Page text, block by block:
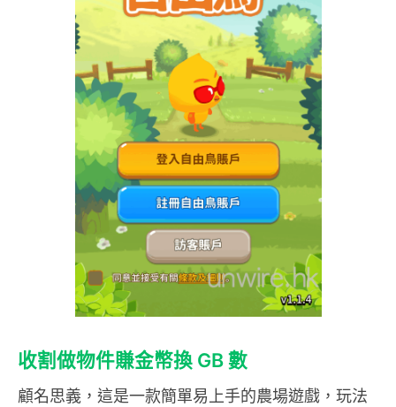
收割做物件賺金幣換 GB 數
顧名思義，這是一款簡單易上手的農場遊戲，玩法